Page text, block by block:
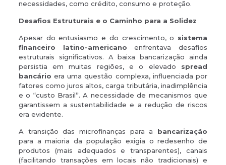
necessidades, como crédito, consumo e proteção.
Desafios Estruturais e o Caminho para a Solidez
Apesar do entusiasmo e do crescimento, o sistema
financeiro latino-americano enfrentava desafios
estruturais significativos. A baixa bancarização ainda
persistia em muitas regiões, e o elevado spread
bancário era uma questão complexa, influenciada por
fatores como juros altos, carga tributária, inadimplência
e o “custo Brasil”. A necessidade de mecanismos que
garantissem a sustentabilidade e a redução de riscos
era evidente.
A transição das microfinanças para a bancarização
para a maioria da população exigia o redesenho de
produtos (mais adequados e transparentes), canais
(facilitando transações em locais não tradicionais) e